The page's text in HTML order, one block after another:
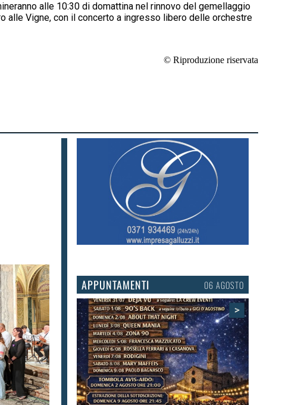
alle 10:30 di domattina nel rinnovo del gemellaggio
alle Vigne, con il concerto a ingresso libero delle orchestre
© Riproduzione riservata
APPUNTAMENTI 03 AGOSTO
>